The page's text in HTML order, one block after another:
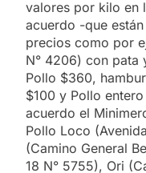
valores por kilo en
acuerdo -que
precios como por
N° 4206) con pata
Pollo $360,
$100 y Pollo
acuerdo el
Pollo Loco
(Camino General
18 N° 5755), Ori